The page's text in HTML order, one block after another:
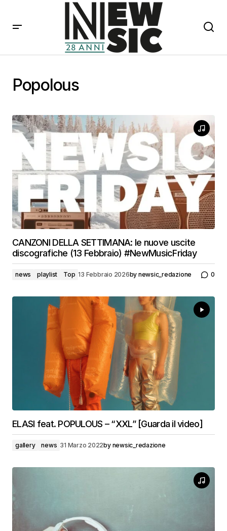
Popolous
CANZONI DELLA SETTIMANA: le nuove uscite
discografiche (13 Febbraio) #NewMusicFriday
news playlist Top 13 Febbraio 2026by newsic_redazione 0
ELASI feat. POPULOUS – “XXL” [Guarda il video]
gallery news 31 Marzo 2022by newsic_redazione